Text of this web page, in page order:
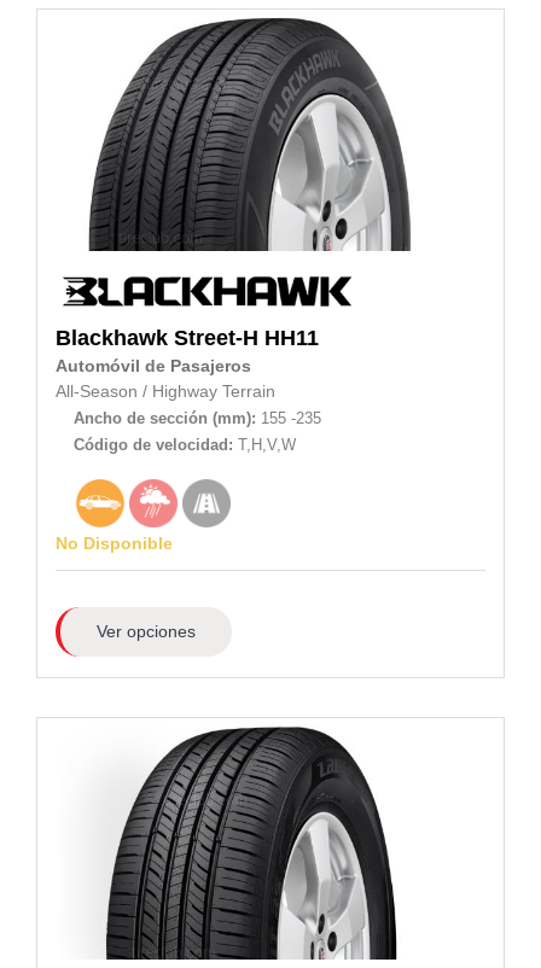
Blackhawk Street-H HH11
Automóvil de Pasajeros
All-Season / Highway Terrain
Ancho de sección (mm): 155 -235
Código de velocidad: T,H,V,W
No Disponible
Ver opciones